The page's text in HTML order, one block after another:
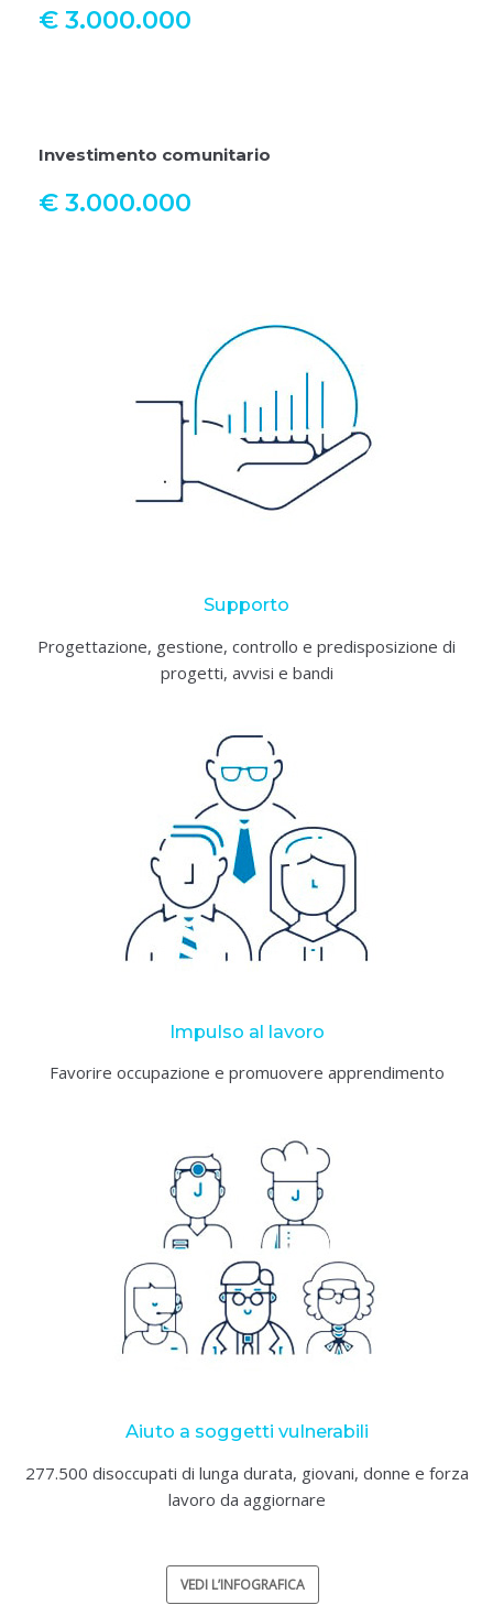
€ 3.000.000
Investimento comunitario
€ 3.000.000
Supporto
Progettazione, gestione, controllo e predisposizione di
progetti, avvisi e bandi
Impulso al lavoro
Favorire occupazione e promuovere apprendimento
Aiuto a soggetti vulnerabili
277.500 disoccupati di lunga durata, giovani, donne e forza
lavoro da aggiornare
VEDI L’INFOGRAFICA